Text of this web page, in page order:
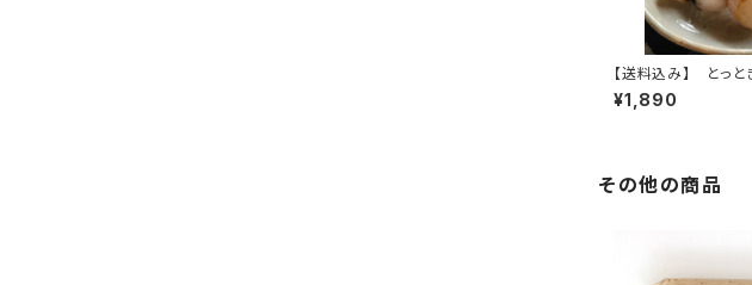
【送料込み】 とっと
こんにゃくセット（山椒
¥1,890
その他の商品